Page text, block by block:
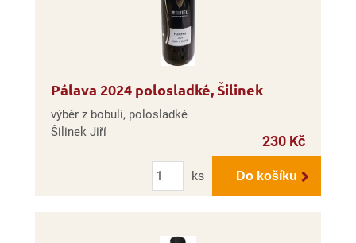
Pálava 2024 polosladké, Šilinek
výběr z bobulí, polosladké
Šilinek Jiří
230 Kč
Počet
ks
Do košíku